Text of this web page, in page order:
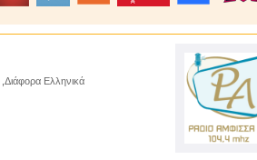
Διάφορα Ελληνικά